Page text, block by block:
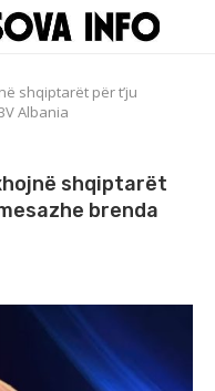
shqiptarët për t’ju
Albania
shqiptarët
brenda